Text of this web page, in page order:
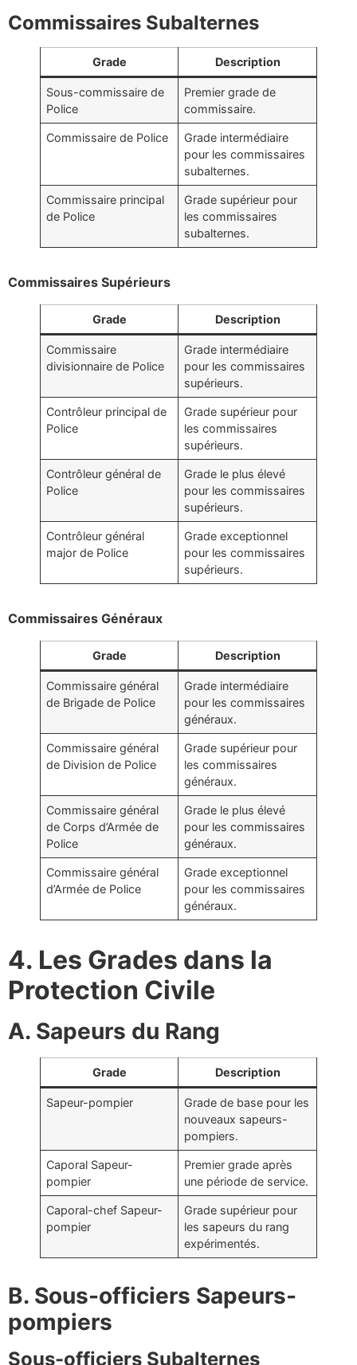
Commissaires Subalternes
Grade Description
Sous-commissaire de
Police
Premier grade de
commissaire.
Commissaire de Police
Grade intermédiaire
pour les commissaires
subalternes.
Commissaire principal
de Police
Grade supérieur pour
les commissaires
subalternes.
Commissaires Supérieurs
Grade Description
Commissaire
divisionnaire de Police
Grade intermédiaire
pour les commissaires
supérieurs.
Contrôleur principal de
Police
Grade supérieur pour
les commissaires
supérieurs.
Contrôleur général de
Police
Grade le plus élevé
pour les commissaires
supérieurs.
Contrôleur général
major de Police
Grade exceptionnel
pour les commissaires
supérieurs.
Commissaires Généraux
Grade Description
Commissaire général
de Brigade de Police
Grade intermédiaire
pour les commissaires
généraux.
Commissaire général
de Division de Police
Grade supérieur pour
les commissaires
généraux.
Commissaire général
de Corps d’Armée de
Police
Grade le plus élevé
pour les commissaires
généraux.
Commissaire général
d’Armée de Police
Grade exceptionnel
pour les commissaires
généraux.
4. Les Grades dans la
Protection Civile
A. Sapeurs du Rang
Grade Description
Sapeur-pompier
Grade de base pour les
nouveaux sapeurs-
pompiers.
Caporal Sapeur-
pompier
Premier grade après
une période de service.
Caporal-chef Sapeur-
pompier
Grade supérieur pour
les sapeurs du rang
expérimentés.
B. Sous-officiers Sapeurs-
pompiers
Sous-officiers Subalternes